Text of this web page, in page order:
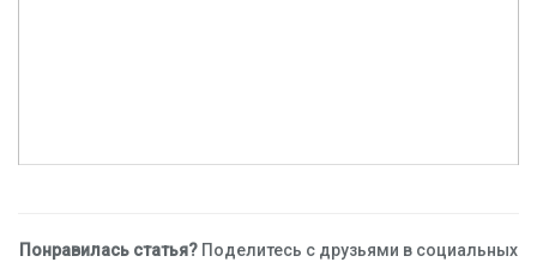
Понравилась статья? Поделитесь с друзьями в социальных